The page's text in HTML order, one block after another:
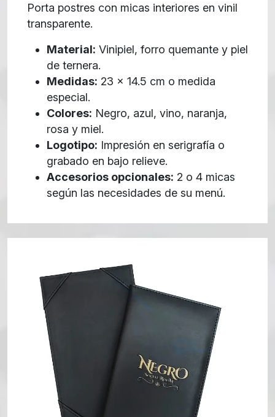
Porta postres con micas interiores en vinil
transparente.
Material: Vinipiel, forro quemante y piel
de ternera.
Medidas: 23 x 14.5 cm o medida
especial.
Colores: Negro, azul, vino, naranja,
rosa y miel.
Logotipo: Impresión en serigrafía o
grabado en bajo relieve.
Accesorios opcionales: 2 o 4 micas
según las necesidades de su menú.